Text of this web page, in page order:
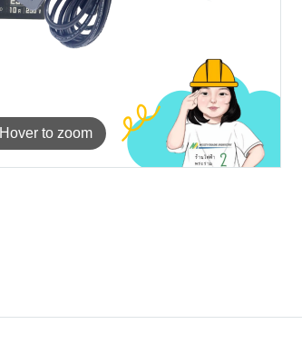
Hover to zoom